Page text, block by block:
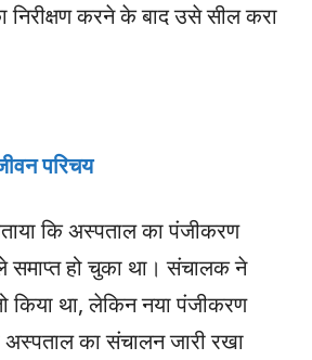
निरीक्षण करने के बाद उसे सील करा
परिचय
कि अस्पताल का पंजीकरण
समाप्त हो चुका था। संचालक ने
किया था, लेकिन नया पंजीकरण
अस्पताल का संचालन जारी रखा